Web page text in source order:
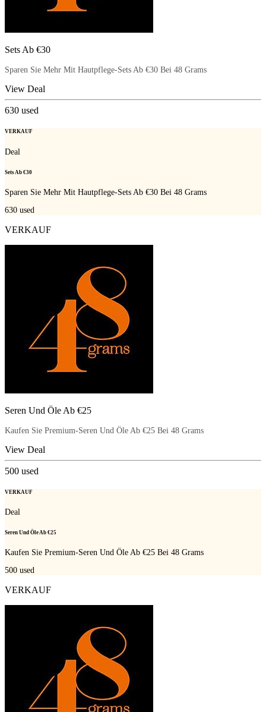
Sets Ab €30
Sparen Sie Mehr Mit Hautpflege-Sets Ab €30 Bei 48 Grams
View Deal
630 used
VERKAUF
Deal
Sets Ab €30
Sparen Sie Mehr Mit Hautpflege-Sets Ab €30 Bei 48 Grams
630 used
VERKAUF
Seren Und Öle Ab €25
Kaufen Sie Premium-Seren Und Öle Ab €25 Bei 48 Grams
View Deal
500 used
VERKAUF
Deal
Seren Und Öle Ab €25
Kaufen Sie Premium-Seren Und Öle Ab €25 Bei 48 Grams
500 used
VERKAUF